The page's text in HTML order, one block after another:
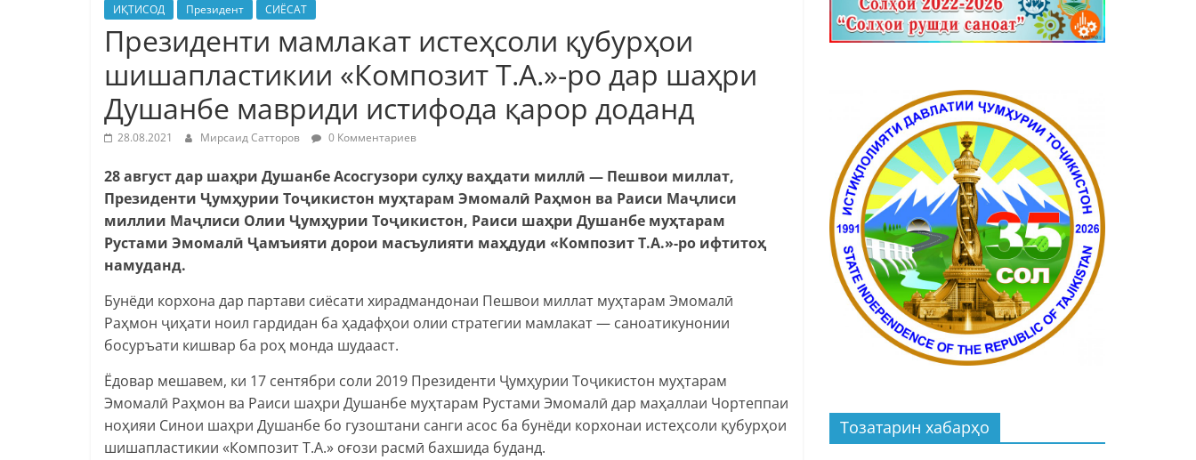
ИҚТИСОД Президент СИЁСАТ
Президенти мамлакат истеҳсоли қубурҳои
шишапластикии «Композит Т.А.»-ро дар шаҳри
Душанбе мавриди истифода қарор доданд
28.08.2021 Мирсаид Сатторов 0 Комментариев
28 август дар шаҳри Душанбе Асосгузори сулҳу ваҳдати миллӣ — Пешвои миллат,
Президенти Ҷумҳурии Тоҷикистон муҳтарам Эмомалӣ Раҳмон ва Раиси Маҷлиси
миллии Маҷлиси Олии Ҷумҳурии Тоҷикистон, Раиси шаҳри Душанбе муҳтарам
Рустами Эмомалӣ Ҷамъияти дорои масъулияти маҳдуди «Композит Т.А.»-ро ифтитоҳ
намуданд.
Бунёди корхона дар партави сиёсати хирадмандонаи Пешвои миллат муҳтарам Эмомалӣ
Раҳмон ҷиҳати ноил гардидан ба ҳадафҳои олии стратегии мамлакат — саноатикунонии
босуръати кишвар ба роҳ монда шудааст.
Ёдовар мешавем, ки 17 сентябри соли 2019 Президенти Ҷумҳурии Тоҷикистон муҳтарам
Эмомалӣ Раҳмон ва Раиси шаҳри Душанбе муҳтарам Рустами Эмомалӣ дар маҳаллаи Чортеппаи
ноҳияи Синои шаҳри Душанбе бо гузоштани санги асос ба бунёди корхонаи истеҳсоли қубурҳои
шишапластикии «Композит Т.А.» оғози расмӣ бахшида буданд.
Тозатарин хабарҳо